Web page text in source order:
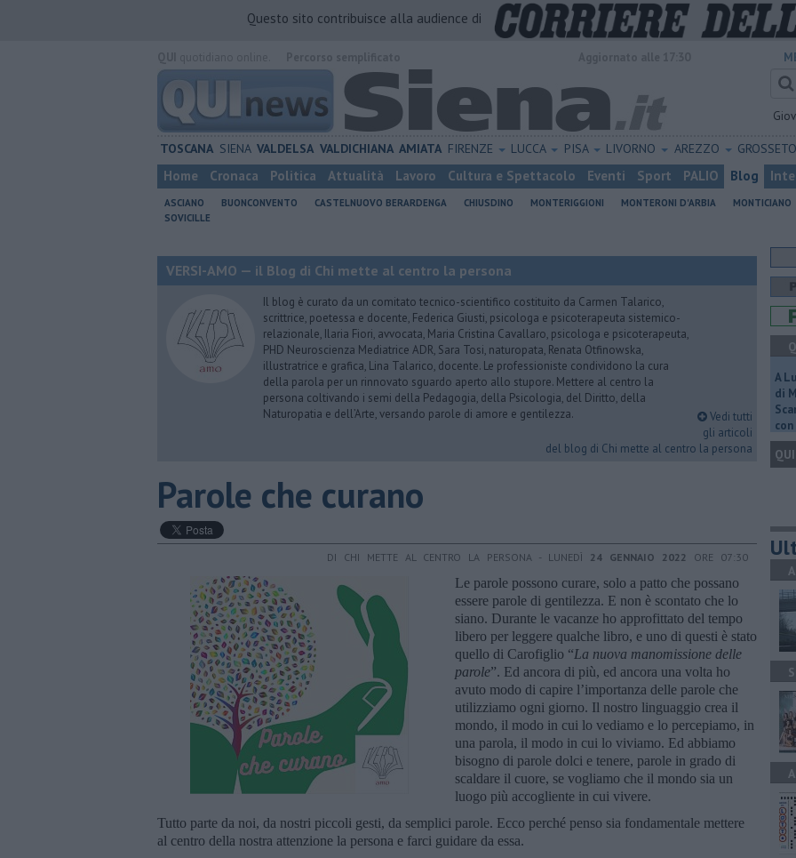
Questo sito contribuisce alla audience di
TOSCANA SIENA VALDELSA VALDICHIANA AMIATA FIRENZE LUCCA PISA LIVORNO AREZZO GROSSETO
Home Cronaca Politica Attualità Lavoro Cultura e Spettacolo Eventi Sport PALIO Blog
ASCIANO BUONCONVENTO CASTELNUOVO BERARDENGA CHIUSDINO MONTERIGGIONI MONTERONI D'ARBIA MONTICIANO
SOVICILLE
VERSI-AMO — il Blog di Chi mette al centro la persona
Il blog è curato da un comitato tecnico-scientifico costituito da Carmen Talarico,
scrittrice, poetessa e docente, Federica Giusti, psicologa e psicoterapeuta sistemico-
relazionale, Ilaria Fiori, avvocata, Maria Cristina Cavallaro, psicologa e psicoterapeuta,
PHD Neuroscienza Mediatrice ADR, Sara Tosi, naturopata, Renata Otfinowska,
illustratrice e grafica, Lina Talarico, docente. Le professioniste condividono la cura
della parola per un rinnovato sguardo aperto allo stupore. Mettere al centro la
persona coltivando i semi della Pedagogia, della Psicologia, del Diritto, della
Naturopatia e dell’Arte, versando parole di amore e gentilezza.
Vedi tutti
gli articoli
del blog di Chi mette al centro la persona
Parole che curano
DI CHI METTE AL CENTRO LA PERSONA - LUNEDÌ 24 GENNAIO 2022 ORE 07:30
Le parole possono curare, solo a patto che possano
essere parole di gentilezza. E non è scontato che lo
siano. Durante le vacanze ho approfittato del tempo
libero per leggere qualche libro, e uno di questi è stato
quello di Carofiglio “La nuova manomissione delle
parole”. Ed ancora di più, ed ancora una volta ho
avuto modo di capire l’importanza delle parole che
utilizziamo ogni giorno. Il nostro linguaggio crea il
mondo, il modo in cui lo vediamo e lo percepiamo, in
una parola, il modo in cui lo viviamo. Ed abbiamo
bisogno di parole dolci e tenere, parole in grado di
scaldare il cuore, se vogliamo che il mondo sia un
luogo più accogliente in cui vivere.
Tutto parte da noi, da nostri piccoli gesti, da semplici parole. Ecco perché penso sia fondamentale mettere
al centro della nostra attenzione la persona e farci guidare da essa.
A
di
QUI